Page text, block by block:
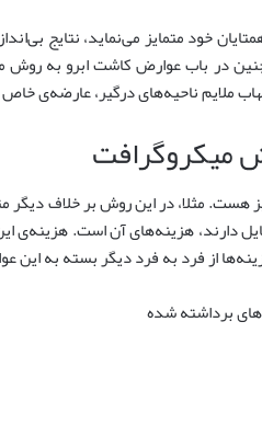
خود متمایز می‌نماید، نتایج
در باب عوارض کاشت ابرو به
ملایم ناحیه‌های درگیر، عارضه‌ی خاص
میکروگرافت
مثلا، در این روش بر خلاف دیگر
دارند، هزینه‌های آن است. هزینه‌ی
از فرد به فرد دیگر بسته به این
برداشته شده